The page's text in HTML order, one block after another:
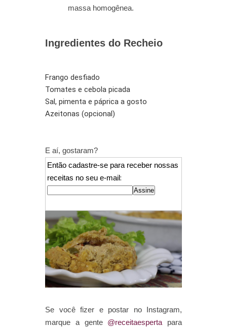
massa homogênea.
Ingredientes do Recheio
Frango desfiado
Tomates e cebola picada
Sal, pimenta e páprica a gosto
Azeitonas (opcional)
E aí, gostaram?
Então cadastre-se para receber nossas
receitas no seu e-mail:
Se você fizer e postar no Instagram,
marque a gente @receitaesperta para